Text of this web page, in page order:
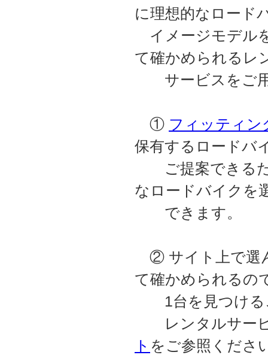
に理想的なロード
イメージモデル
て確かめられるレ
サービスをご用
① フィッティン
保有するロードバ
ご提案できるた
なロードバイクを
できます。
② サイト上で選
て確かめられるの
1台を見つける
レンタルサービ
ト をご参照くださ